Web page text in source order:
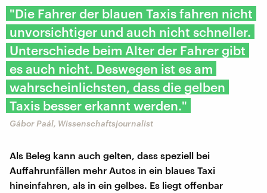
"Die Fahrer der blauen Taxis fahren nicht
unvorsichtiger und auch nicht schneller.
Unterschiede beim Alter der Fahrer gibt
es auch nicht. Deswegen ist es am
wahrscheinlichsten, dass die gelben
Taxis besser erkannt werden."
Gábor Paál, Wissenschaftsjournalist
Als Beleg kann auch gelten, dass speziell bei
Auffahrunfällen mehr Autos in ein blaues Taxi
hineinfahren, als in ein gelbes. Es liegt offenbar